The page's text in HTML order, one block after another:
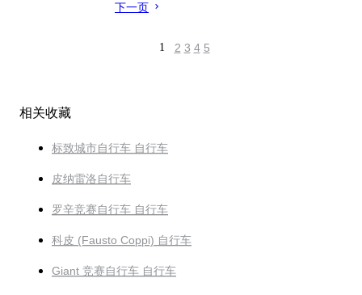
下一页
1 2 3 4 5
相关收藏
标致城市自行车 自行车
皮纳雷洛自行车
罗辛竞赛自行车 自行车
科皮 (Fausto Coppi) 自行车
Giant 竞赛自行车 自行车